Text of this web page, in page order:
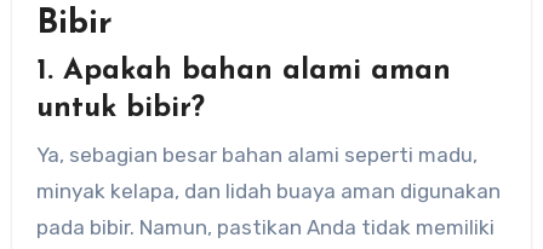
Bibir
1. Apakah bahan alami aman
untuk bibir?
Ya, sebagian besar bahan alami seperti madu,
minyak kelapa, dan lidah buaya aman digunakan
pada bibir. Namun, pastikan Anda tidak memiliki